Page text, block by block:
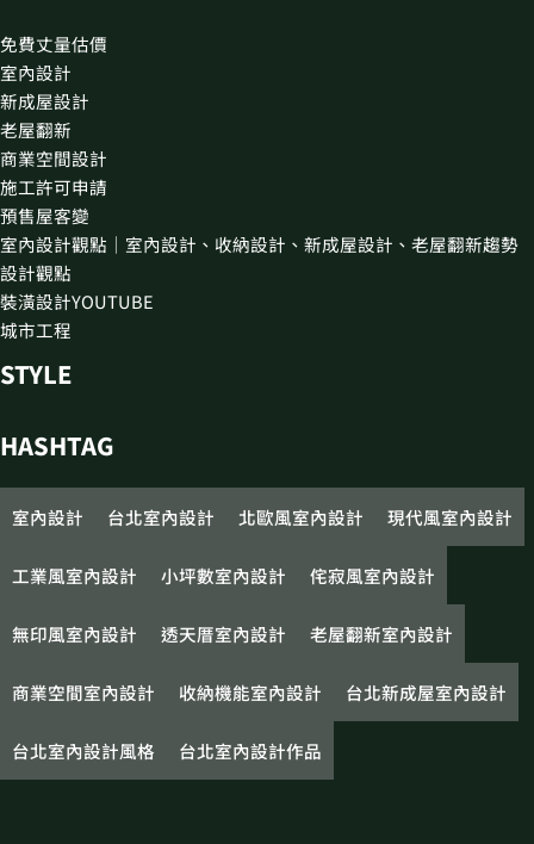
免費丈量估價
室內設計
新成屋設計
老屋翻新
商業空間設計
施工許可申請
預售屋客變
室內設計觀點｜室內設計、收納設計、新成屋設計、老屋翻新趨勢
設計觀點
裝潢設計YOUTUBE
城市工程
STYLE
HASHTAG
室內設計 台北室內設計 北歐風室內設計 現代風室內設計
工業風室內設計 小坪數室內設計 侘寂風室內設計
無印風室內設計 透天厝室內設計 老屋翻新室內設計
商業空間室內設計 收納機能室內設計 台北新成屋室內設計
台北室內設計風格 台北室內設計作品